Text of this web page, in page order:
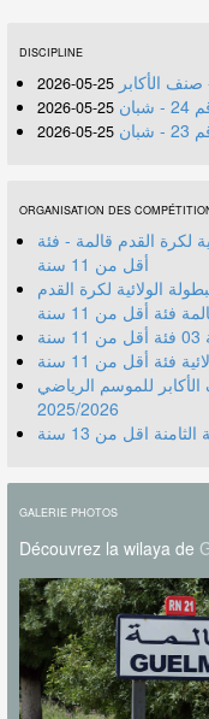
DISCIPLINE
25-05-2026
25-05-2026
25-05-2026
ORGANISATION DES
البطولة الولائية لكرة القدم قالمة - فئة
أقل من 11 سنة
منافسات البطولة الولائية لكرة القدم
فئة أقل من 11 سنة
فئة أقل من 11 سنة
- صنف الأكابر للموسم الرياضي
2025/2026
اقل من 13 سنة
GALERIE PHOTOS
Découvrez la wilaya de